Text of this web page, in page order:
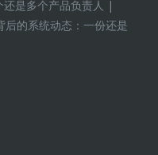
是多个产品负责人 |
后的系统动态：一份还是